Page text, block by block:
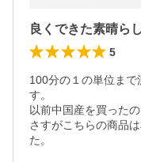
良くできた素晴ら
5
100分の１の単位まで
す。
以前中国産を買った
さすがこちらの商品
た。